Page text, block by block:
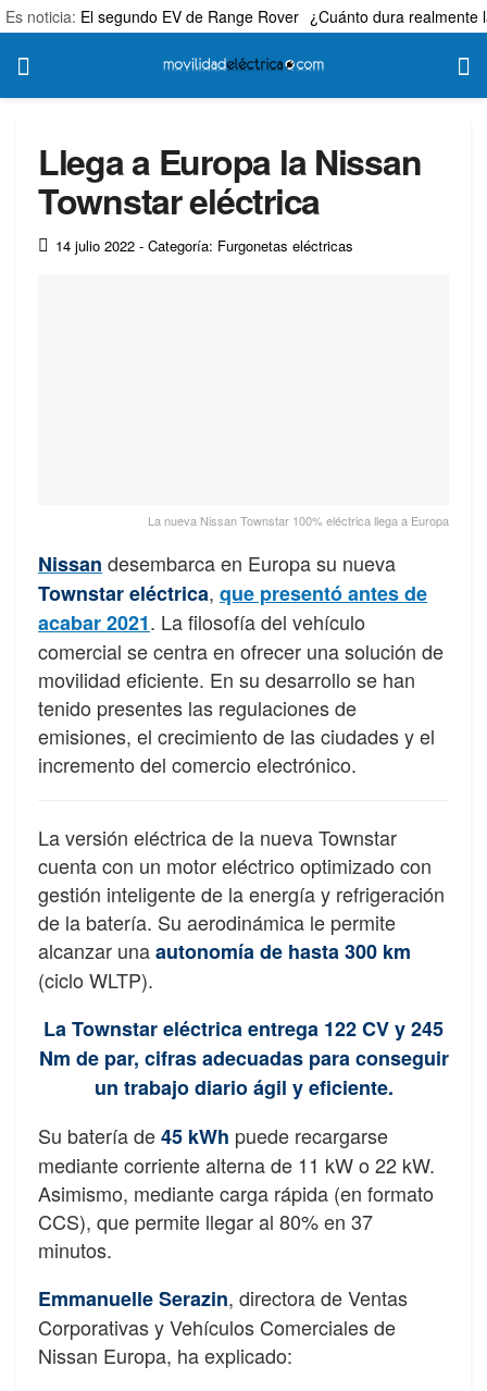
Es noticia: El segundo EV de Range Rover ¿Cuánto dura realmente
Llega a Europa la Nissan
Townstar eléctrica
14 julio 2022 - Categoría: Furgonetas eléctricas
La nueva Nissan Townstar 100% eléctrica llega a Europa
Nissan desembarca en Europa su nueva
Townstar eléctrica, que presentó antes de
acabar 2021. La filosofía del vehículo
comercial se centra en ofrecer una solución de
movilidad eficiente. En su desarrollo se han
tenido presentes las regulaciones de
emisiones, el crecimiento de las ciudades y el
incremento del comercio electrónico.
La versión eléctrica de la nueva Townstar
cuenta con un motor eléctrico optimizado con
gestión inteligente de la energía y refrigeración
de la batería. Su aerodinámica le permite
alcanzar unaautonomía de hasta 300 km
(ciclo WLTP).
La Townstar eléctrica entrega 122 CV y 245
Nm de par, cifras adecuadas para conseguir
un trabajo diario ágil y eficiente.
Su batería de45 kWh puede recargarse
mediante corriente alterna de 11 kW o 22 kW.
Asimismo, mediante carga rápida (en formato
CCS), que permite llegar al 80% en 37
minutos.
Emmanuelle Serazin, directora de Ventas
Corporativas y Vehículos Comerciales de
Nissan Europa, ha explicado: